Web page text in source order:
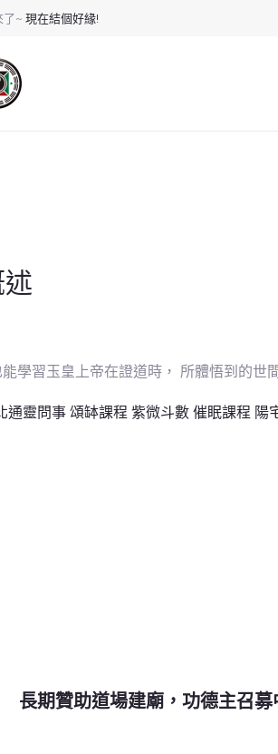
了~ 現在結個好緣!
學習玉皇上帝在證道時， 所體悟到的世
通靈問事 頌缽課程 紫微斗數 催眠課程 陽
長期贊助道場建廟，功德主召